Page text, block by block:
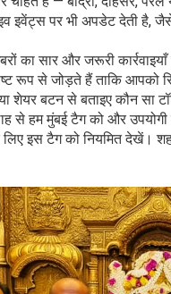
इवेंट्स पर भी अपडेट देती
का सार और जरूरी
रूप से जोड़ते हैं ताकि आपको
शेयर बटन से बताइए कौन सा
से हम मुंबई टैग को और उपयोगी
इस टैग को नियमित देखें।